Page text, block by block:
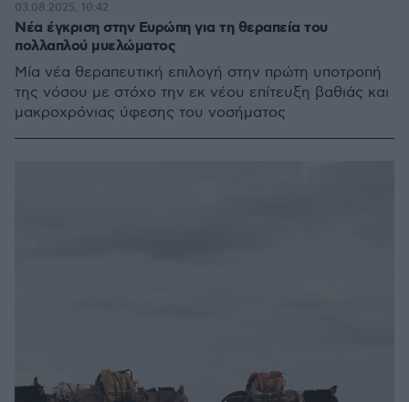
Νέα έγκριση στην Ευρώπη για τη θεραπεία του
πολλαπλού μυελώματος
Μία νέα θεραπευτική επιλογή στην πρώτη υποτροπή
της νόσου με στόχο την εκ νέου επίτευξη βαθιάς και
μακροχρόνιας ύφεσης του νοσήματος
03.08.2025, 10:42